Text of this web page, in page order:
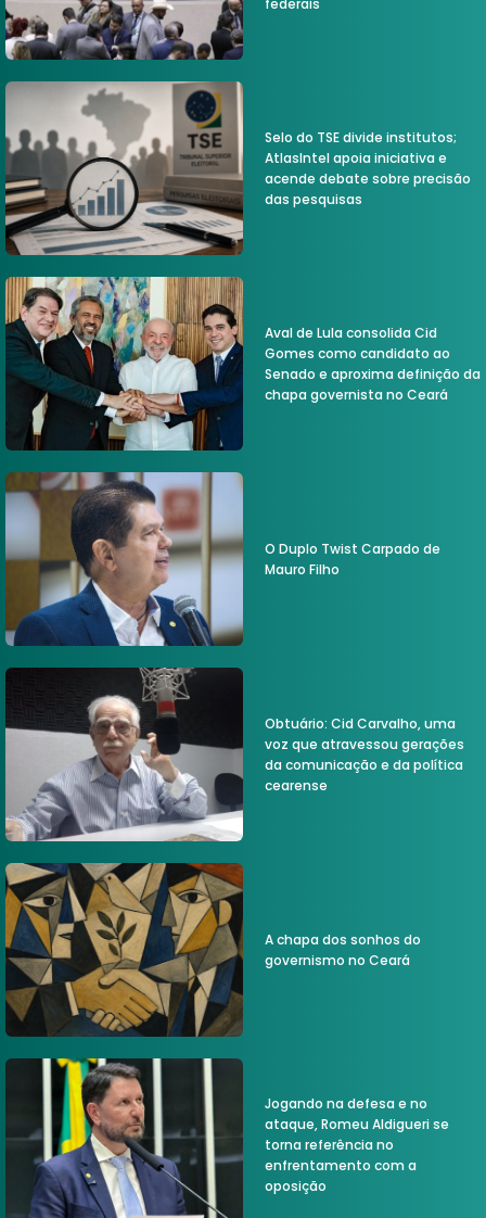
Selo do TSE divide institutos;
AtlasIntel apoia iniciativa e
acende debate sobre precisão
das pesquisas
Aval de Lula consolida Cid
Gomes como candidato ao
Senado e aproxima definição da
chapa governista no Ceará
O Duplo Twist Carpado de
Mauro Filho
Obtuário: Cid Carvalho, uma
voz que atravessou gerações
da comunicação e da política
cearense
A chapa dos sonhos do
governismo no Ceará
Jogando na defesa e no
ataque, Romeu Aldigueri se
torna referência no
enfrentamento com a
oposição